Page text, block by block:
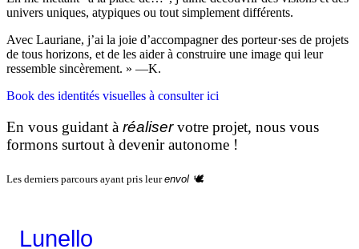
univers uniques, atypiques ou tout simplement différents.
Avec Lauriane, j’ai la joie d’accompagner des porteur·ses de projets
de tous horizons, et de les aider à construire une image qui leur
ressemble sincèrement. » —K.
Book des identités visuelles à consulter ici
En vous guidant à réaliservotre projet, nous vous
formons surtout à devenir autonome !
Les derniers parcours ayant pris leurenvol 🕊️
Lunello